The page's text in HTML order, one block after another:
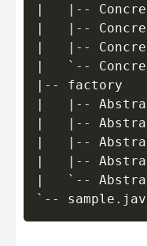
|   |--
|   |--
|   |--
|   `--
|-- factory
|   |--
|   |--
|   |--
|   |--
|   `--